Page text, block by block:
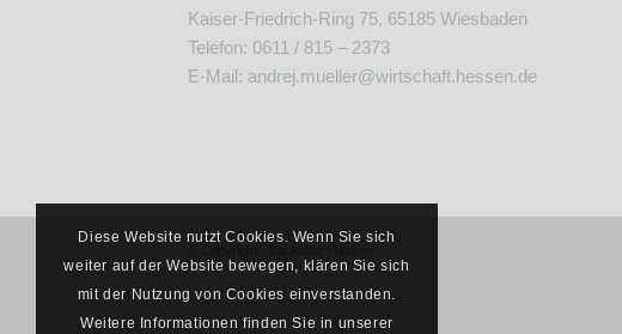
Kaiser-Friedrich-Ring 75, 65185 Wiesbaden
Telefon: 0611 / 815 – 2373
E-Mail: andrej.mueller@wirtschaft.hessen.de
Diese Website nutzt Cookies. Wenn Sie sich
weiter auf der Website bewegen, klären Sie sich
mit der Nutzung von Cookies einverstanden.
Weitere Informationen finden Sie in unserer